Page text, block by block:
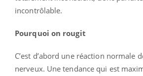
incontrôlable.
Pourquoi on rougit
C’est d’abord une réaction normale
nerveux. Une tendance qui est